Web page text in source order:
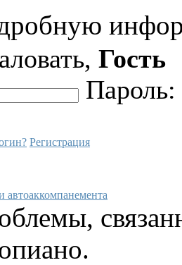
Гость
Пароль:
Регистрация